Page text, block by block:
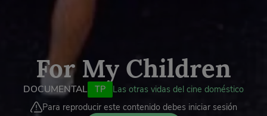
For My Children
DOCUMENTAL TP
Las otras vidas del cine doméstico
Para reproducir este contenido debes iniciar sesión